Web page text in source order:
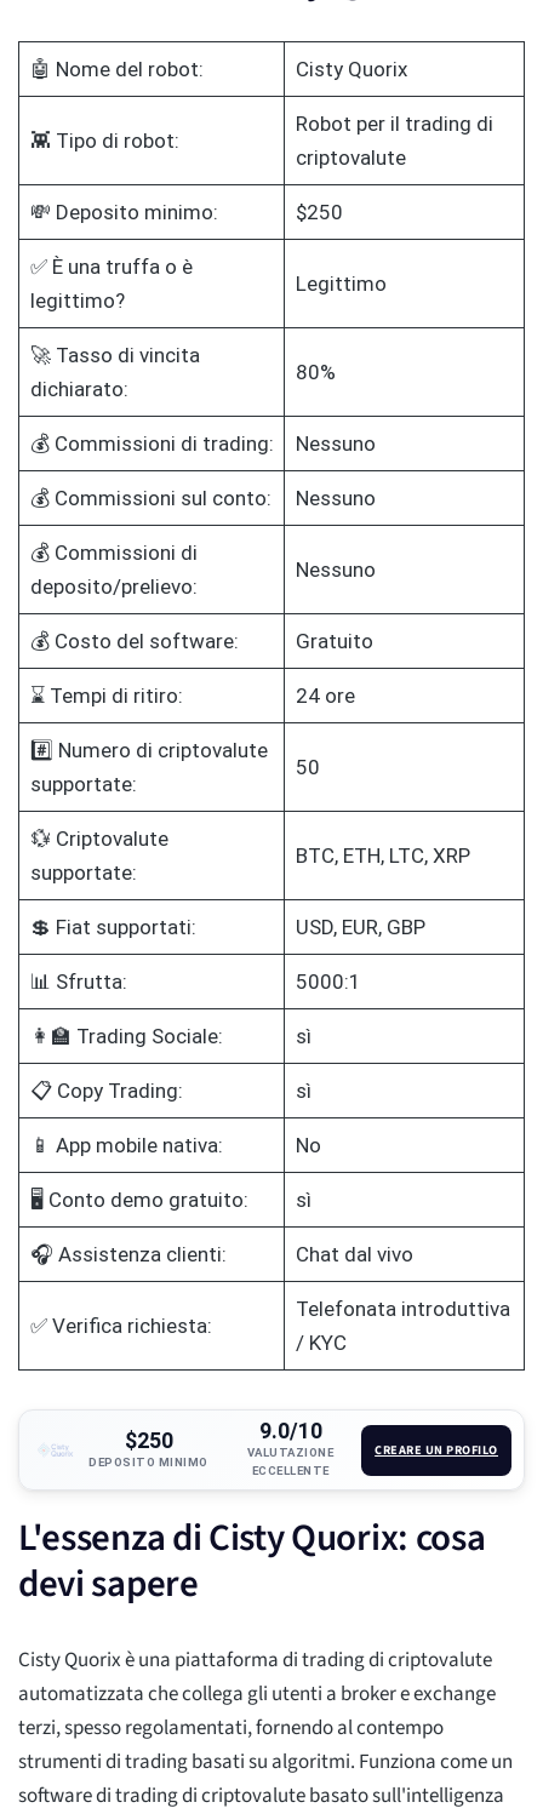
🤖 Nome del robot: Cisty Quorix
👾 Tipo di robot:
Robot per il trading di
criptovalute
💸 Deposito minimo: $250
✅ È una truffa o è
legittimo?
Legittimo
🚀 Tasso di vincita
dichiarato:
80%
💰 Commissioni di trading: Nessuno
💰 Commissioni sul conto: Nessuno
💰 Commissioni di
deposito/prelievo:
Nessuno
💰 Costo del software: Gratuito
⌛ Tempi di ritiro: 24 ore
#️⃣ Numero di criptovalute
supportate:
50
💱 Criptovalute
supportate:
BTC, ETH, LTC, XRP
💲 Fiat supportati: USD, EUR, GBP
📊 Sfrutta: 5000:1
👩‍🏫 Trading Sociale: sì
📋 Copy Trading: sì
📱 App mobile nativa: No
🖥️ Conto demo gratuito: sì
🎧 Assistenza clienti: Chat dal vivo
✅ Verifica richiesta:
Telefonata introduttiva
/ KYC
$250
DEPOSITO MINIMO
9.0/10
VALUTAZIONE
ECCELLENTE
CREARE UN PROFILO
L'essenza di Cisty Quorix: cosa
devi sapere
Cisty Quorix è una piattaforma di trading di criptovalute
automatizzata che collega gli utenti a broker e exchange
terzi, spesso regolamentati, fornendo al contempo
strumenti di trading basati su algoritmi. Funziona come un
software di trading di criptovalute basato sull'intelligenza